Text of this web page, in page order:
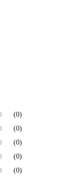
(0)
(0)
(0)
(0)
(0)